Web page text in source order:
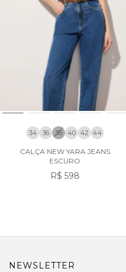
34 36 38 40 42 44
CALÇA NEW YARA JEANS
ESCURO
R$ 598
NEWSLETTER